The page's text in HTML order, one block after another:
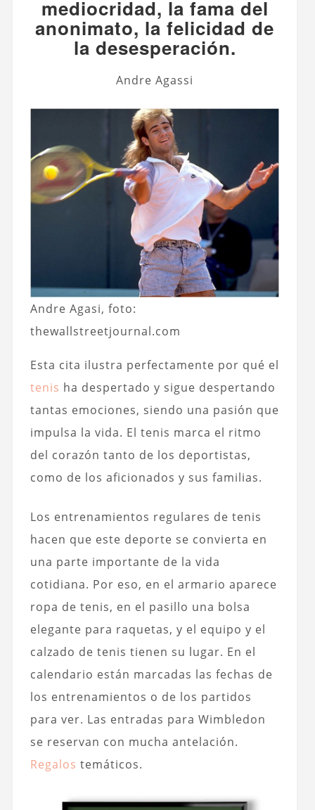
mediocridad, la fama del
anonimato, la felicidad de
la desesperación.
Andre Agassi
Andre Agasi, foto:
thewallstreetjournal.com
Esta cita ilustra perfectamente por qué el
tenis ha despertado y sigue despertando
tantas emociones, siendo una pasión que
impulsa la vida. El tenis marca el ritmo
del corazón tanto de los deportistas,
como de los aficionados y sus familias.
Los entrenamientos regulares de tenis
hacen que este deporte se convierta en
una parte importante de la vida
cotidiana. Por eso, en el armario aparece
ropa de tenis, en el pasillo una bolsa
elegante para raquetas, y el equipo y el
calzado de tenis tienen su lugar. En el
calendario están marcadas las fechas de
los entrenamientos o de los partidos
para ver. Las entradas para Wimbledon
se reservan con mucha antelación.
Regalos temáticos.